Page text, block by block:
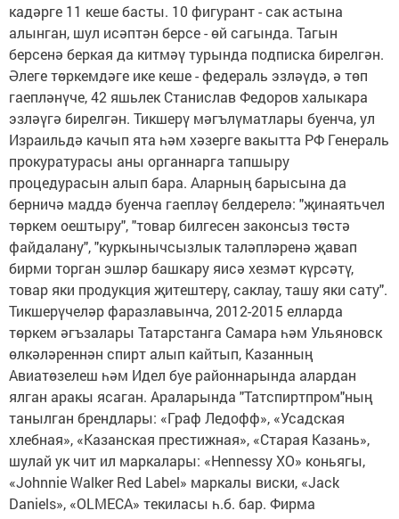
кадәрге 11 кеше басты. 10 фигурант - сак астына
алынган, шул исәптән берсе - өй сагында. Тагын
берсенә беркая да китмәү турында подписка бирелгән.
Әлеге төркемдәге ике кеше - федераль эзләүдә, ә төп
гаепләнүче, 42 яшьлек Станислав Федоров халыкара
эзләүгә бирелгән. Тикшерү мәгълүматлары буенча, ул
Израильдә качып ята һәм хәзерге вакытта РФ Генераль
прокуратурасы аны органнарга тапшыру
процедурасын алып бара. Аларның барысына да
берничә маддә буенча гаепләү белдерелә: "җинаятьчел
төркем оештыру", "товар билгесен законсыз төстә
файдалану", "куркынычсызлык таләпләренә җавап
бирми торган эшләр башкару яисә хезмәт күрсәтү,
товар яки продукция җитештерү, саклау, ташу яки сату".
Тикшерүчеләр фаразлавынча, 2012-2015 елларда
төркем әгъзалары Татарстанга Самара һәм Ульяновск
өлкәләреннән спирт алып кайтып, Казанның
Авиатөзелеш һәм Идел буе районнарында алардан
ялган аракы ясаган. Араларында "Татспиртпром"ның
танылган брендлары: «Граф Ледофф», «Усадская
хлебная», «Казанская престижная», «Старая Казань»,
шулай ук чит ил маркалары: «Hennessy XO» коньягы,
«Johnnie Walker Red Label» маркалы виски, «Jack
Daniels», «OLMECA» текиласы һ.б. бар. Фирма